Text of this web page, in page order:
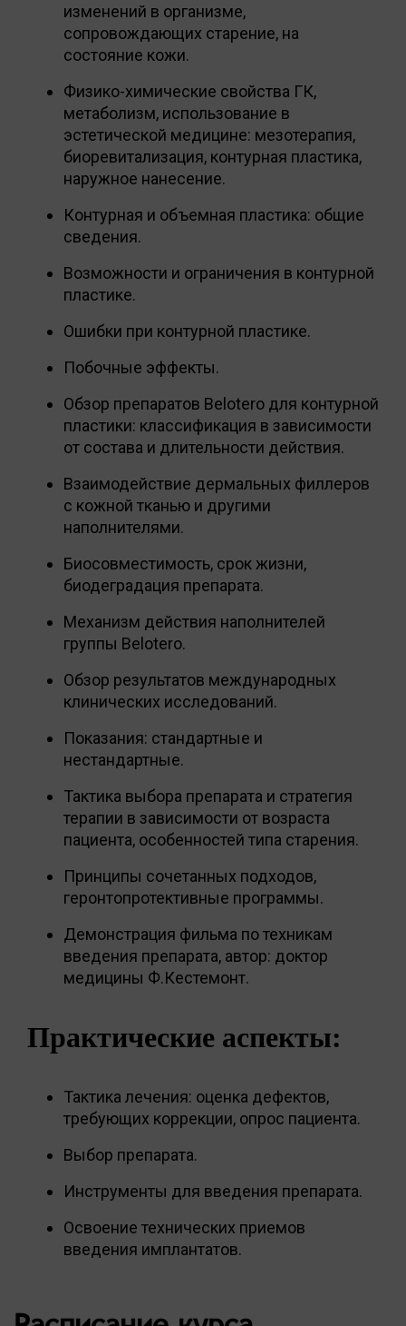
изменений в организме,
сопровождающих старение, на
состояние кожи.
Физико-химические свойства ГК,
метаболизм, использование в
эстетической медицине: мезотерапия,
биоревитализация, контурная пластика,
наружное нанесение.
Контурная и объемная пластика: общие
сведения.
Возможности и ограничения в контурной
пластике.
Ошибки при контурной пластике.
Побочные эффекты.
Обзор препаратов Belotero для контурной
пластики: классификация в зависимости
от состава и длительности действия.
Взаимодействие дермальных филлеров
с кожной тканью и другими
наполнителями.
Биосовместимость, срок жизни,
биодеградация препарата.
Механизм действия наполнителей
группы Belotero.
Обзор результатов международных
клинических исследований.
Показания: стандартные и
нестандартные.
Тактика выбора препарата и стратегия
терапии в зависимости от возраста
пациента, особенностей типа старения.
Принципы сочетанных подходов,
геронтопротективные программы.
Демонстрация фильма по техникам
введения препарата, автор: доктор
медицины Ф.Кестемонт.
Практические аспекты:
Тактика лечения: оценка дефектов,
требующих коррекции, опрос пациента.
Выбор препарата.
Инструменты для введения препарата.
Освоение технических приемов
введения имплантатов.